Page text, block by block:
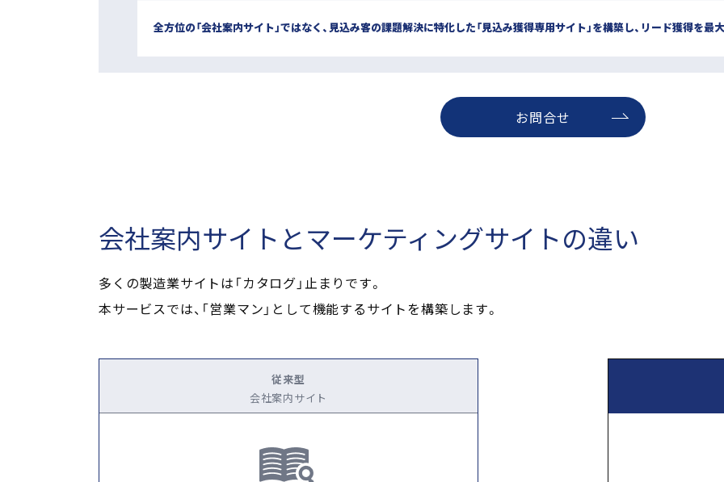
全方位の「会社案内サイト」ではなく、見込み客の課題解決に特化した「見込み獲得専用サイト」を構築し、リード獲得を最
お問合せ
会社案内サイトとマーケティングサイトの違い
多くの製造業サイトは「カタログ」止まりです。
本サービスでは、「営業マン」として機能するサイトを構築します。
従来型
会社案内サイト